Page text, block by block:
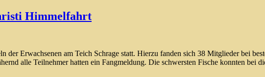
Himmelfahrt
der Erwachsenen am Teich Schrage statt. Hierzu fanden sich 38 Mitglieder bei
alle Teilnehmer hatten ein Fangmeldung. Die schwersten Fische konnten